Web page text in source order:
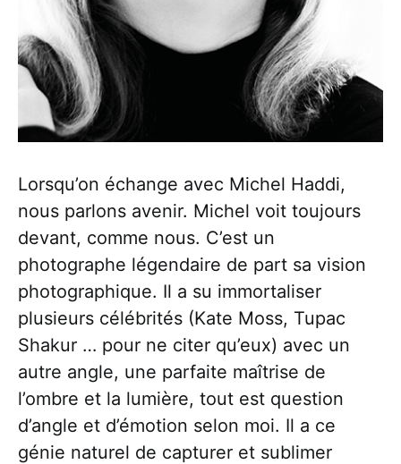
Lorsqu’on échange avec Michel Haddi,
nous parlons avenir. Michel voit toujours
devant, comme nous. C’est un
photographe légendaire de part sa vision
photographique. Il a su immortaliser
plusieurs célébrités (Kate Moss, Tupac
Shakur … pour ne citer qu’eux) avec un
autre angle, une parfaite maîtrise de
l’ombre et la lumière, tout est question
d’angle et d’émotion selon moi. Il a ce
génie naturel de capturer et sublimer